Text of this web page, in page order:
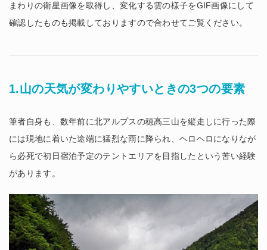
まわりの衛星画像を取得し、変化する雲の様子をGIF画像にして
確認したものも掲載しておりますので合わせてご覧ください。
1.山の天気が変わりやすいときの3つの要素
筆者自身も、数年前に北アルプスの穂高三山を縦走しに行った際
には現地に着いた途端に猛烈な雨に降られ、ヘロヘロになりなが
ら必死で初日宿泊予定のテントエリアを目指したという苦い経験
があります。